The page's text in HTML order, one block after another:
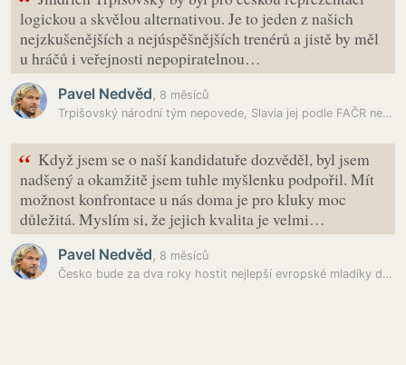
logickou a skvělou alternativou. Je to jeden z našich
nejzkušenějších a nejúspěšnějších trenérů a jistě by měl
u hráčů i veřejnosti nepopiratelnou…
Pavel Nedvěd, 8 měsíců
Trpišovský národní tým nepovede, Slavia jej podle FAČR neuvolnila
“ Když jsem se o naší kandidatuře dozvěděl, byl jsem
nadšený a okamžitě jsem tuhle myšlenku podpořil. Mít
možnost konfrontace u nás doma je pro kluky moc
důležitá. Myslím si, že jejich kvalita je velmi…
Pavel Nedvěd, 8 měsíců
Česko bude za dva roky hostit nejlepší evropské mladíky do 19 let